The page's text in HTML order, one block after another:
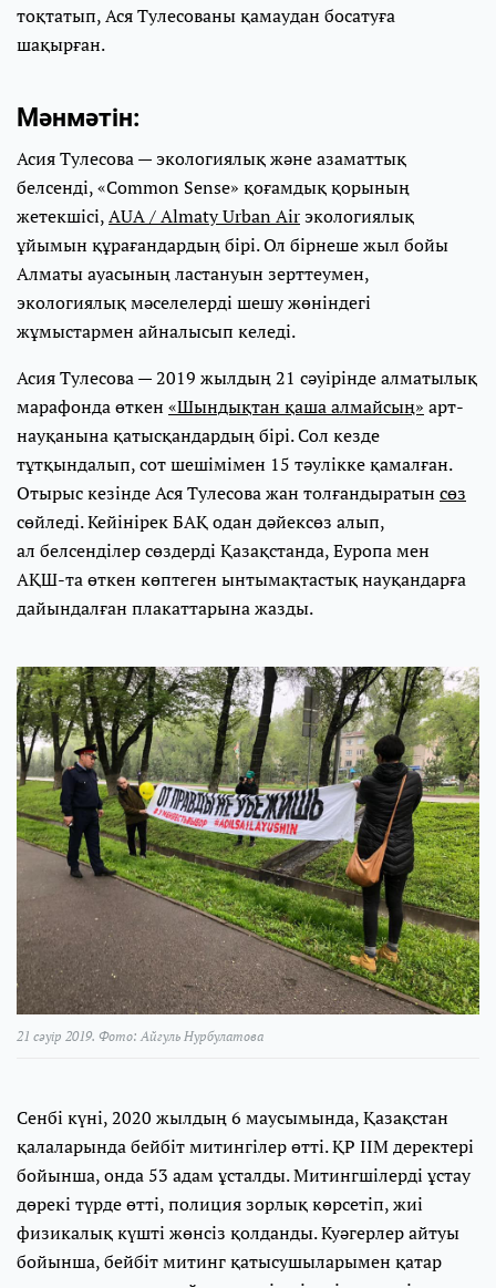
тоқтатып, Ася Тулесованы қамаудан босатуға
шақырған.
Мәнмәтін:
Асия Тулесова — экологиялық және азаматтық
белсенді, «Common Sense» қоғамдық қорының
жетекшісі,AUA / Almaty Urban Airэкологиялық
ұйымын құрағандардың бірі. Ол бірнеше жыл бойы
Алматы ауасының ластануын зерттеумен,
экологиялық мәселелерді шешу жөніндегі
жұмыстармен айналысып келеді.
Асия Тулесова — 2019 жылдың 21 сәуірінде алматылық
марафонда өткен «Шындықтан қаша алмайсың» арт-
науқанына қатысқандардың бірі. Сол кезде
тұтқындалып, сот шешімімен 15 тәулікке қамалған.
Отырыс кезінде Ася Тулесова жан толғандыратын сөз
сөйледі. Кейінірек БАҚ одан дәйексөз алып,
ал белсенділер сөздерді Қазақстанда, Еуропа мен
АҚШ-та өткен көптеген ынтымақтастық науқандарға
дайындалған плакаттарына жазды.
21 сәуір 2019. Фото: Айгуль Нурбулатова
Сенбі күні, 2020 жылдың 6 маусымында, Қазақстан
қалаларында бейбіт митингілер өтті. ҚР ІІМ деректері
бойынша, онда 53 адам ұсталды. Митингшілерді ұстау
дөрекі түрде өтті, полиция зорлық көрсетіп, жиі
физикалық күшті жөнсіз қолданды. Куәгерлер айтуы
бойынша, бейбіт митинг қатысушыларымен қатар